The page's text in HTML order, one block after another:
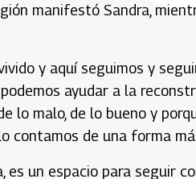
manifestó Sandra,
y aquí seguimos y
ayudar a la
lo malo, de lo bueno y
contamos de una forma
es un espacio para seguir